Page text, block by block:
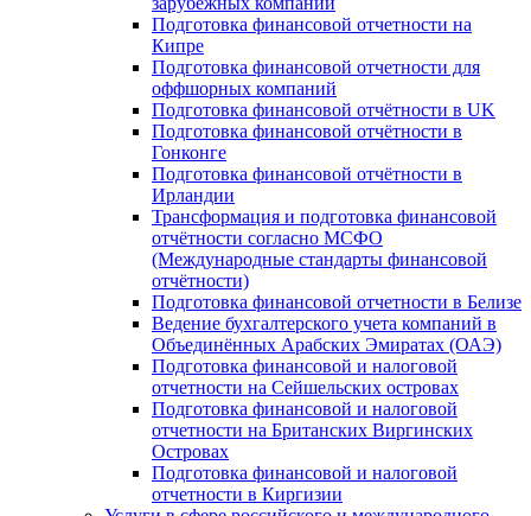
Подготовка финансовой отчетности на
Кипре
Подготовка финансовой отчетности для
оффшорных компаний
Подготовка финансовой отчётности в UK
Подготовка финансовой отчётности в
Гонконге
Подготовка финансовой отчётности в
Ирландии
Трансформация и подготовка финансовой
отчётности согласно МСФО
(Международные стандарты финансовой
отчётности)
Подготовка финансовой отчетности в Белизе
Ведение бухгалтерского учета компаний в
Объединённых Арабских Эмиратах (ОАЭ)
Подготовка финансовой и налоговой
отчетности на Сейшельских островах
Подготовка финансовой и налоговой
отчетности на Британских Виргинских
Островах
Подготовка финансовой и налоговой
отчетности в Киргизии